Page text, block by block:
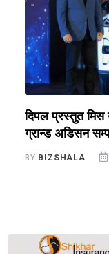
दिपल प्रस्तुत मिस
ग्रान्ड अडिसन
BY BIZSHALA